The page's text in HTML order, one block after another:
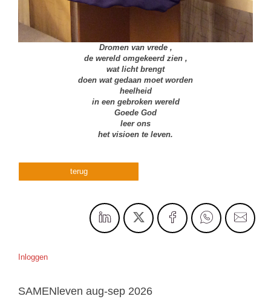
Dromen van vrede ,
de wereld omgekeerd zien ,
wat licht brengt
doen wat gedaan moet worden
heelheid
in een gebroken wereld
Goede God
leer ons
het visioen te leven.
terug
Inloggen
SAMENleven aug-sep 2026